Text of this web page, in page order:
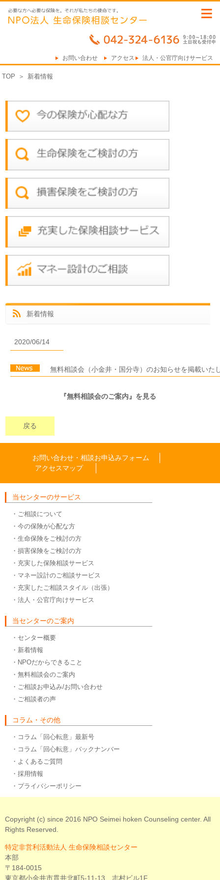
お問い合わせ アクセス 法人・公官庁向けサービス
≡
TOP ＞ 新着情報
新着情報
2020/06/14
無料相談会（小金井・国分寺）のお知らせを掲載いた
『無料相談会のご案内』を見る
戻る
お問い合わせ・相談お申込みフォーム
アクセスマップ
当センターのサービス
・ご相談について
・今の保険が心配な方
・生命保険をご検討の方
・損害保険をご検討の方
・充実した保険相談サービス
・マネー設計のご相談サービス
・充実したご相談スタイル（出張）
・法人・公官庁向けサービス
当センターのご案内
・センター概要
・新着情報
・NPOだからできること
・無料相談会のご案内
・ご相談お申込み/お問い合わせ
・ご相談者の声
コラム・その他
・コラム「回心転意」最新号
・コラム「回心転意」バックナンバー
・よくあるご質問
・採用情報
・プライバシーポリシー
Copyright (c) since 2016 NPO Seimei hoken Counseling center. All
Rights Reserved.
特定非営利活動法人 生命保険相談センター
本部
〒184-0015
東京都小金井市貫井北町5-11-13 志村ビル1F